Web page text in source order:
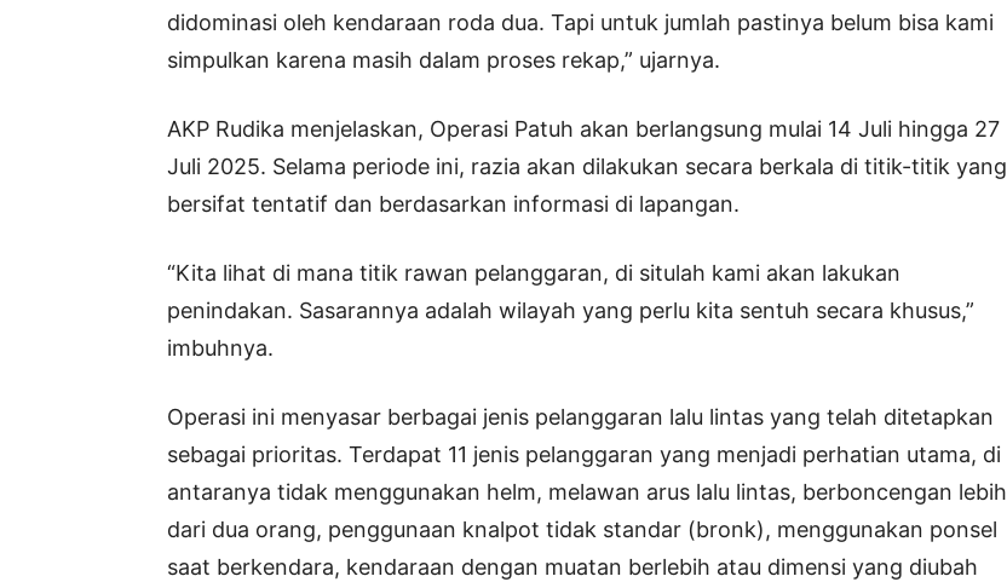
didominasi oleh kendaraan roda dua. Tapi untuk jumlah pastinya belum bisa kami
simpulkan karena masih dalam proses rekap,” ujarnya.
AKP Rudika menjelaskan, Operasi Patuh akan berlangsung mulai 14 Juli hingga 27
Juli 2025. Selama periode ini, razia akan dilakukan secara berkala di titik-titik yang
bersifat tentatif dan berdasarkan informasi di lapangan.
“Kita lihat di mana titik rawan pelanggaran, di situlah kami akan lakukan
penindakan. Sasarannya adalah wilayah yang perlu kita sentuh secara khusus,”
imbuhnya.
Operasi ini menyasar berbagai jenis pelanggaran lalu lintas yang telah ditetapkan
sebagai prioritas. Terdapat 11 jenis pelanggaran yang menjadi perhatian utama, di
antaranya tidak menggunakan helm, melawan arus lalu lintas, berboncengan lebih
dari dua orang, penggunaan knalpot tidak standar (bronk), menggunakan ponsel
saat berkendara, kendaraan dengan muatan berlebih atau dimensi yang diubah